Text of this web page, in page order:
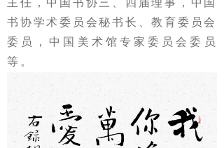
书协学术委员会秘书长、教育委员会
委员，中国美术馆专家委员会委员
等。